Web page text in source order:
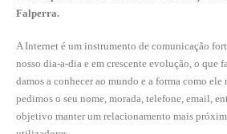
Falperra.
A Internet é um instrumento de comunicação
nosso dia-a-dia e em crescente evolução, o que
damos a conhecer ao mundo e a forma como ele
pedimos o seu nome, morada, telefone, email,
objetivo manter um relacionamento mais